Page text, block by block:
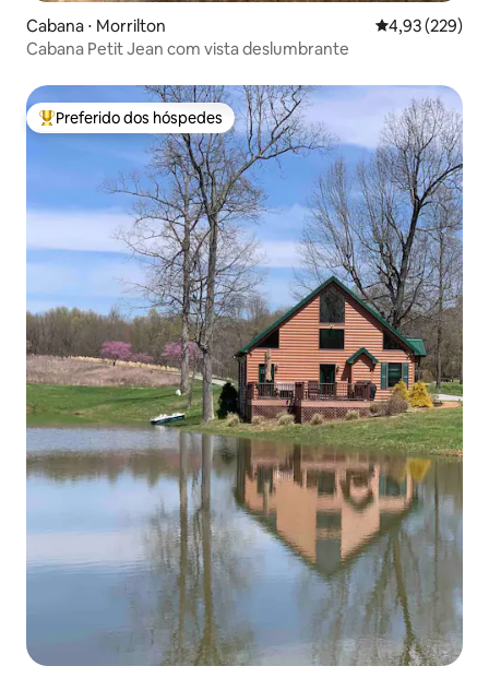
Cabana ⋅ Morrilton 4,93 de uma
4,93 (229)
Cabana Petit Jean com vista deslumbrante
Entre os melhores preferidos dos hóspedes
Preferido dos hóspedes